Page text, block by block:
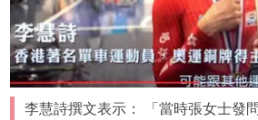
李慧詩撰文表示： 「當時張女士發